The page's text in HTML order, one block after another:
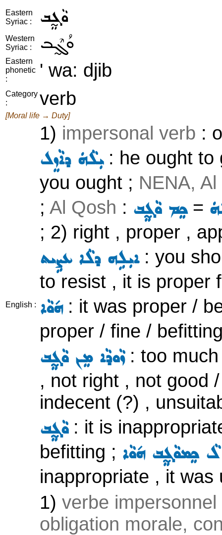
Eastern
Syriac :
ܘܵܓ̰ܸܒ
Western
Syriac :
ܘܳܓ̰ܶܒ
Eastern
phonetic
:
' wa: djib
Category
:
verb
[Moral life → Duty]
English :
1) impersonal verb :
ܝܼܠܵܗܿ ܕܐܵܙܸܠ: he ought to
you ought ; NENA,
; Al Qosh : ܟܸܡ ܘܵܓ̰ܸܒ=
; 2) right , proper ,
ܐܝܼܠܹܗ ܕܠܵܐ ܥܨܹܝܬ: you
to resist , it is proper
ܗ݇ܘܵܐ: it was proper /
proper / fine /
ܙܵܘܕܵܐ ܡܸܢ ܘܵܓ̰ܸܒ: too
, not right , not good
indecent (?) ,
ܘܵܓ̰ܸܒ: it is
befitting ; ܠܵ ܟܸܡܘܵܓ̰ܸܒ ܗ݇ܘܵܐ
inappropriate , it was
1) verbe impersonnel
obligation morale,